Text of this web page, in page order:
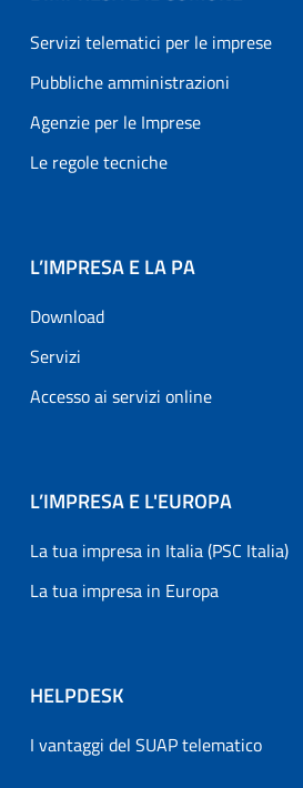
Servizi telematici per le imprese
Pubbliche amministrazioni
Agenzie per le Imprese
Le regole tecniche
L’IMPRESA E LA PA
Download
Servizi
Accesso ai servizi online
L’IMPRESA E L'EUROPA
La tua impresa in Italia (PSC Italia)
La tua impresa in Europa
HELPDESK
I vantaggi del SUAP telematico